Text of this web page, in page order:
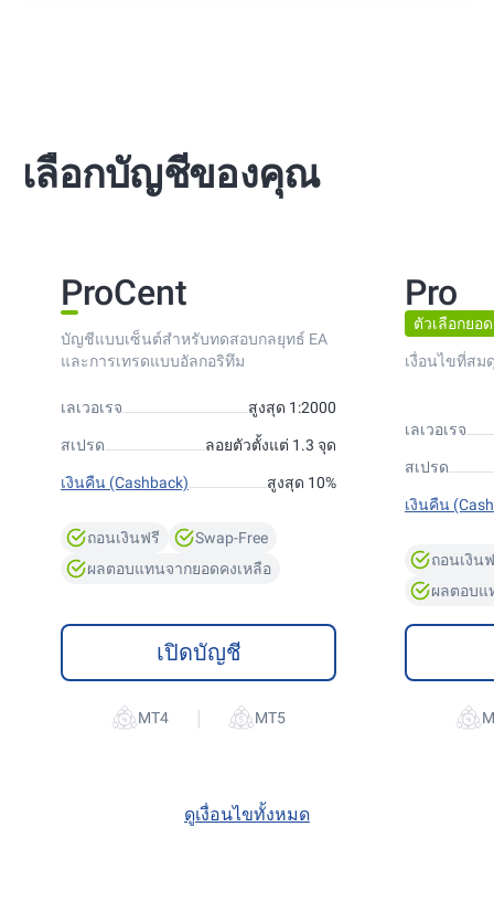
เลือกบัญชีของคุณ
ProCent
บัญชีแบบเซ็นต์สำหรับทดสอบกลยุทธ์ EA
และการเทรดแบบอัลกอริทึม
เลเวอเรจ สูงสุด 1:2000
สเปรด ลอยตัวตั้งแต่ 1.3 จุด
เงินคืน (Cashback) สูงสุด 10%
ถอนเงินฟรี
Swap-Free
ผลตอบแทนจากยอดคงเหลือ
เปิดบัญชี
|
Pro
ตัวเลือกยอ
เงื่อนไขที่สม
เลเวอเรจ
สเปรด
เงินคืน
ถอนเงิน
ผลตอบแ
ดูเงื่อนไขทั้งหมด